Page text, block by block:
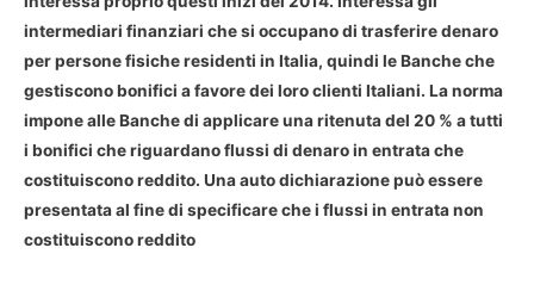
intermediari finanziari che si occupano di trasferire denaro
per persone fisiche residenti in Italia, quindi le Banche che
gestiscono bonifici a favore dei loro clienti Italiani. La norma
impone alle Banche di applicare una ritenuta del 20 % a tutti
i bonifici che riguardano flussi di denaro in entrata che
costituiscono reddito. Una auto dichiarazione può essere
presentata al fine di specificare che i flussi in entrata non
costituiscono reddito